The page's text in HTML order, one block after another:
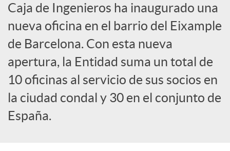
s
S
o
c
Caja de Ingenieros ha inaugurado una
nueva oficina en el barrio del Eixample
de Barcelona. Con esta nueva
apertura, la Entidad suma un total de
10 oficinas al servicio de sus socios en
la ciudad condal y 30 en el conjunto de
España.